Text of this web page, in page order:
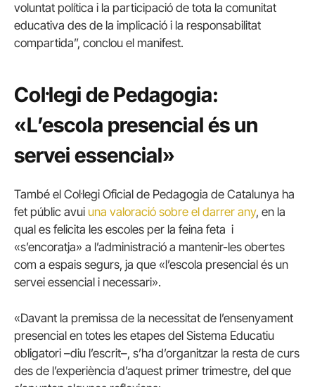
voluntat política i la participació de tota la comunitat
educativa des de la implicació i la responsabilitat
compartida”, conclou el manifest.
Col·legi de Pedagogia:
«L’escola presencial és un
servei essencial»
També el Col·legi Oficial de Pedagogia de Catalunya ha
fet públic avui una valoració sobre el darrer any, en la
qual es felicita les escoles per la feina feta i
«s’encoratja» a l’administració a mantenir-les obertes
com a espais segurs, ja que «l’escola presencial és un
servei essencial i necessari».
«Davant la premissa de la necessitat de l’ensenyament
presencial en totes les etapes del Sistema Educatiu
obligatori –diu l’escrit–, s’ha d’organitzar la resta de curs
des de l’experiència d’aquest primer trimestre, del que